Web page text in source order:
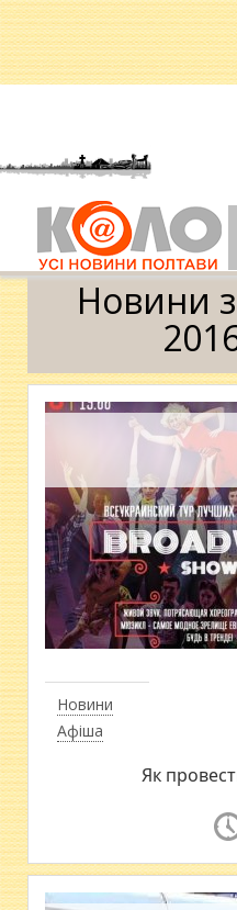
Головна » 2016 рік »
Календар
Новини
Новини
Афіша
Як